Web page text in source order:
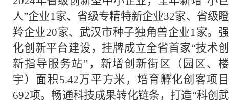
人”企业1家、省级专精特新企业32家、省级瞪
羚企业20家、武汉市种子独角兽企业1家。强
化创新平台建设，挂牌成立全省首家“技术创
新指导服务站”，新增创新街区（园区、楼
宇）面积5.42万平方米，培育孵化创客项目
692项。畅通科技成果转化链条，打造“科创武